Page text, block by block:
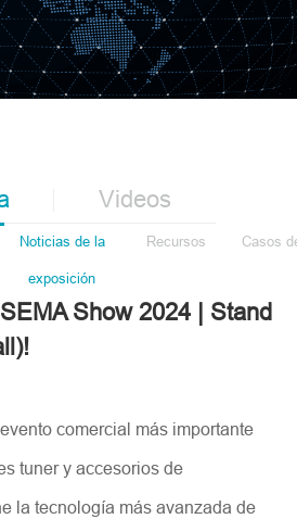
Noticias de la
exposición
Recursos Casos
Videos
Show 2024 | Stand
comercial más importante
tuner y accesorios de
la tecnología más avanzada de